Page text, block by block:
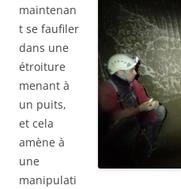
maintenan
t se faufiler
dans une
étroiture
menant à
un puits,
et cela
amène à
une
manipulati